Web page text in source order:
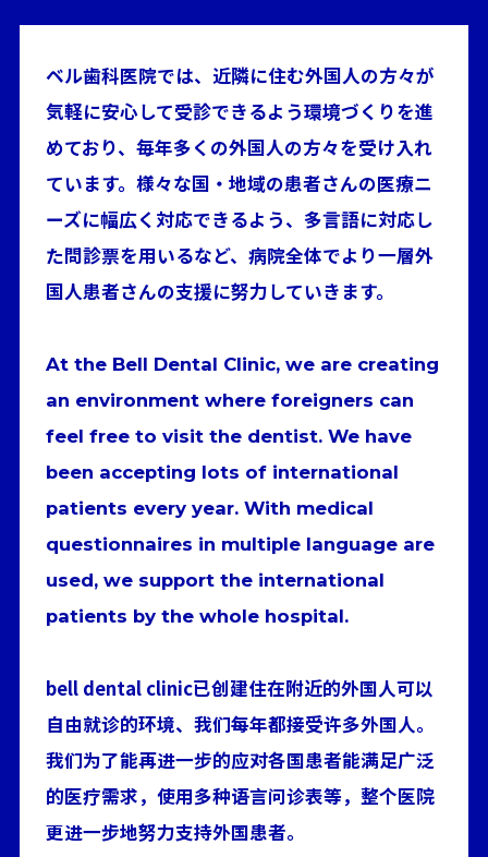
ベル歯科医院では、近隣に住む外国人の方々が
気軽に安心して受診できるよう環境づくりを進
めており、毎年多くの外国人の方々を受け入れ
ています。様々な国・地域の患者さんの医療ニ
ーズに幅広く対応できるよう、多言語に対応し
た問診票を用いるなど、病院全体でより一層外
国人患者さんの支援に努力していきます。
At the Bell Dental Clinic, we are creating
an environment where foreigners can
feel free to visit the dentist. We have
been accepting lots of international
patients every year. With medical
questionnaires in multiple language are
used, we support the international
patients by the whole hospital.
bell dental clinic已创建住在附近的外国人可以
自由就诊的环境、我们每年都接受许多外国人。
我们为了能再进一步的应对各国患者能满足广泛
的医疗需求，使用多种语言问诊表等，整个医院
更进一步地努力支持外国患者。